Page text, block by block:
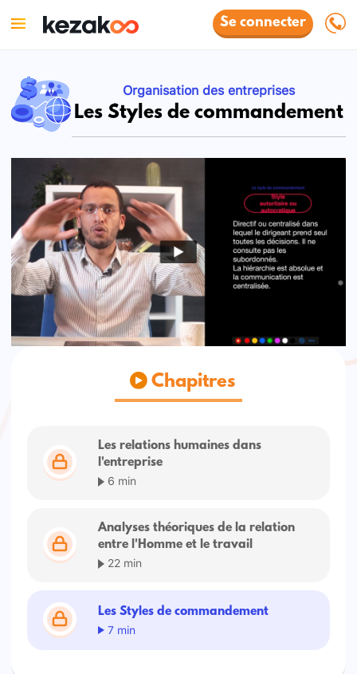
Se connecter
Organisation des entreprises
Les Styles de commandement
Chapitres
Les relations humaines dans
l'entreprise
6 min
Analyses théoriques de la relation
entre l'Homme et le travail
22 min
Les Styles de commandement
7 min